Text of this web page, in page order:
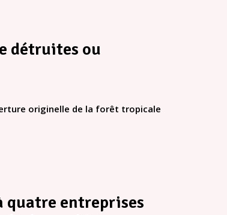
détruites ou
originelle de la forêt tropicale
quatre entreprises